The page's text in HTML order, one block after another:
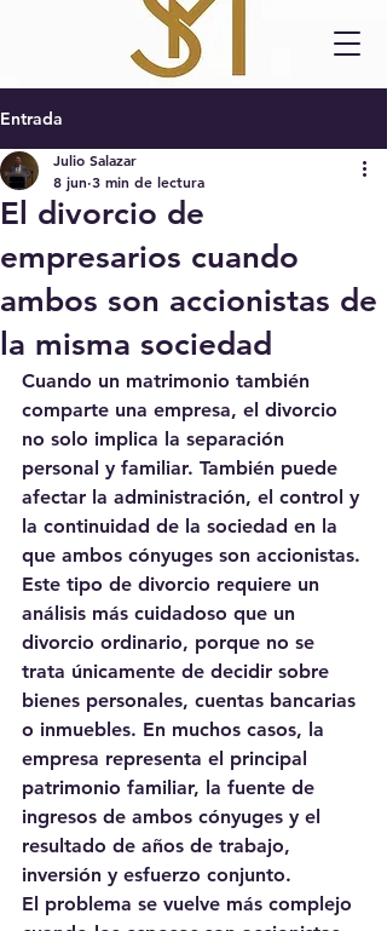
Entrada
El divorcio de
empresarios cuando
ambos son accionistas de
la misma sociedad
Julio Salazar
8 jun 3 min de lectura
Cuando un matrimonio también
comparte una empresa, el divorcio
no solo implica la separación
personal y familiar. También puede
afectar la administración, el control y
la continuidad de la sociedad en la
que ambos cónyuges son accionistas.
Este tipo de divorcio requiere un
análisis más cuidadoso que un
divorcio ordinario, porque no se
trata únicamente de decidir sobre
bienes personales, cuentas bancarias
o inmuebles. En muchos casos, la
empresa representa el principal
patrimonio familiar, la fuente de
ingresos de ambos cónyuges y el
resultado de años de trabajo,
inversión y esfuerzo conjunto.
El problema se vuelve más complejo